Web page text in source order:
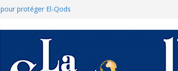
protéger El-Qods
de la coopération au cœur
Boukhari à N’Djamena
accélère la reconquête de son tissu